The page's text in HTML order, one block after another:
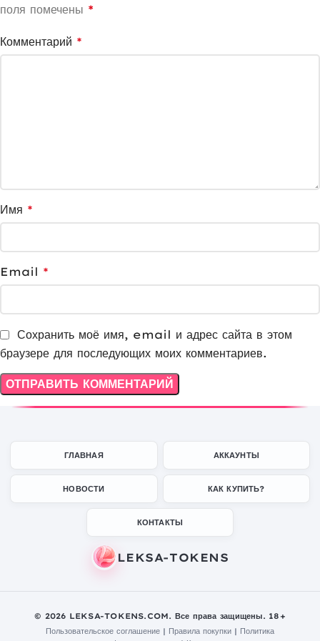
поля помечены *
Комментарий *
Имя *
Email *
Сохранить моё имя, email и адрес сайта в этом
браузере для последующих моих комментариев.
ГЛАВНАЯ АККАУНТЫ
НОВОСТИ КАК КУПИТЬ?
КОНТАКТЫ
© 2026 LEKSA-TOKENS.COM. Все права защищены. 18+
Пользовательское соглашение | Правила покупки | Политика